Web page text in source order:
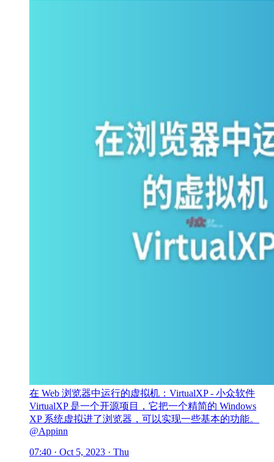
在 Web 浏览器中运行的虚拟机：VirtualXP - 小众软件
VirtualXP 是一个开源项目，它把一个精简的 Windows
XP 系统虚拟进了浏览器，可以实现一些基本的功能。
@Appinn
07:40 · Oct 5, 2023 · Thu